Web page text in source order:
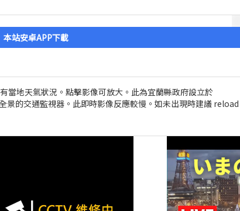
本站安卓APP下載
當地天氣狀況。點擊影像可放大。此為宜蘭縣政府設立於
景的交通監視器。此即時影像反應較慢。如未出現時建議 reload